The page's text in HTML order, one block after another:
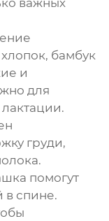
важных
бамбук
и
для
груди,
помогут
в спине.